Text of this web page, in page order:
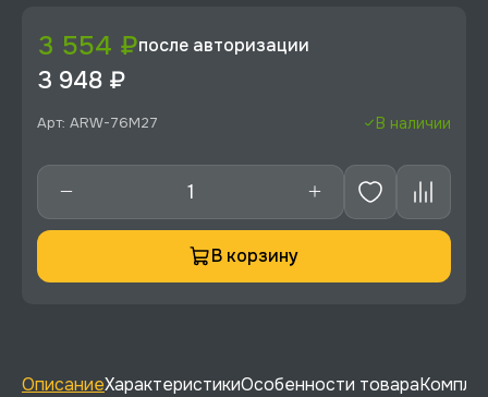
3 554 ₽после авторизации
3 948 ₽
Арт: ARW-76M27 В наличии
В корзину
ОписаниеХарактеристикиОсобенности товара